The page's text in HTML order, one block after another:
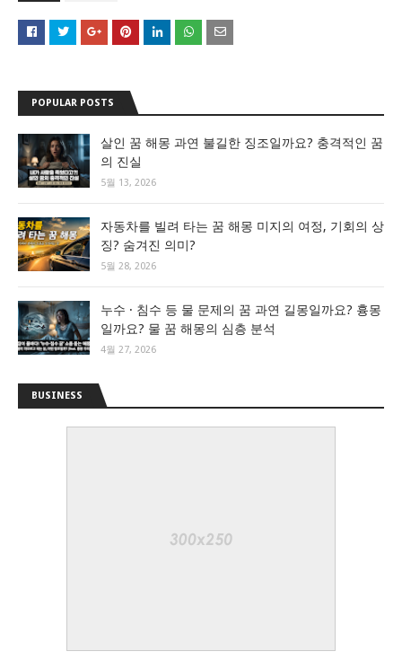
POPULAR POSTS
살인 꿈 해몽 과연 불길한 징조일까요? 충격적인 꿈
의 진실
5월 13, 2026
자동차를 빌려 타는 꿈 해몽 미지의 여정, 기회의 상
징? 숨겨진 의미?
5월 28, 2026
누수 · 침수 등 물 문제의 꿈 과연 길몽일까요? 흉몽
일까요? 물 꿈 해몽의 심층 분석
4월 27, 2026
BUSINESS